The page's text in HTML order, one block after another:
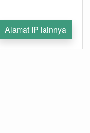
Alamat IP lainnya